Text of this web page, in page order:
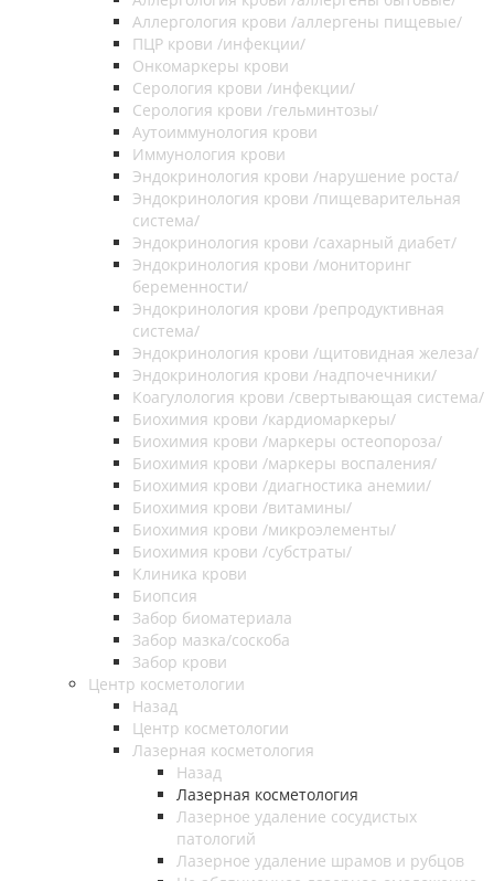
Аллергология крови /аллергены пищевые/
ПЦР крови /инфекции/
Онкомаркеры крови
Серология крови /инфекции/
Серология крови /гельминтозы/
Аутоиммунология крови
Иммунология крови
Эндокринология крови /нарушение роста/
Эндокринология крови /пищеварительная
система/
Эндокринология крови /сахарный диабет/
Эндокринология крови /мониторинг
беременности/
Эндокринология крови /репродуктивная
система/
Эндокринология крови /щитовидная железа/
Эндокринология крови /надпочечники/
Коагулология крови /свертывающая система/
Биохимия крови /кардиомаркеры/
Биохимия крови /маркеры остеопороза/
Биохимия крови /маркеры воспаления/
Биохимия крови /диагностика анемии/
Биохимия крови /витамины/
Биохимия крови /микроэлементы/
Биохимия крови /субстраты/
Клиника крови
Биопсия
Забор биоматериала
Забор мазка/соскоба
Забор крови
Центр косметологии
Назад
Центр косметологии
Лазерная косметология
Назад
Лазерная косметология
Лазерное удаление сосудистых
патологий
Лазерное удаление шрамов и рубцов